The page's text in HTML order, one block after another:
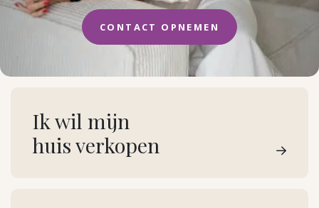
CONTACT OPNEMEN
Ik wil mijn
huis verkopen